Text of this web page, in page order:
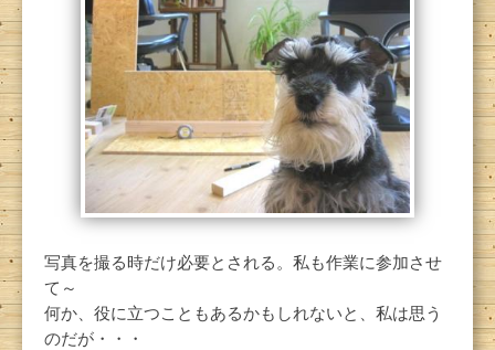
写真を撮る時だけ必要とされる。私も作業に参加させ
て～
何か、役に立つこともあるかもしれないと、私は思う
のだが・・・